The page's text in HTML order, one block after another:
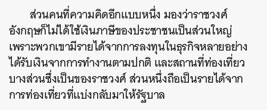
ส่วนคนที่ความคิดอีกแบบหนึ่ง มองว่าราชวงศ์
อังกฤษก็ไม่ได้ใช้เงินภาษีของประชาชนเป็นส่วนใหญ่
เพราะพวกเขามีรายได้จากการลงทุนในธุรกิจหลายอย่าง
ได้รับเงินจากการทำงานตามปกติ และสถานที่ท่องเที่ยว
บางส่วนซึ่งเป็นของราชวงศ์ ส่วนหนึ่งถือเป็นรายได้จาก
การท่องเที่ยวที่แบ่งกลับมาให้รัฐบาล